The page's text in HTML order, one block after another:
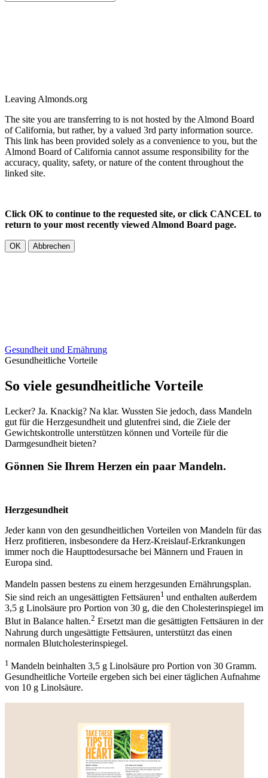
Leaving Almonds.org
The site you are transferring to is not hosted by the Almond Board
of California, but rather, by a valued 3rd party information source.
This link has been provided solely as a convenience to you, but the
Almond Board of California cannot assume responsibility for the
accuracy, quality, safety, or nature of the content throughout the
linked site.
Click OK to continue to the requested site, or click CANCEL to
return to your most recently viewed Almond Board page.
OK Abbrechen
Gesundheit und Ernährung
Gesundheitliche Vorteile
So viele gesundheitliche Vorteile
Lecker? Ja. Knackig? Na klar. Wussten Sie jedoch, dass Mandeln
gut für die Herzgesundheit und glutenfrei sind, die Ziele der
Gewichtskontrolle unterstützen können und Vorteile für die
Darmgesundheit bieten?
Gönnen Sie Ihrem Herzen ein paar Mandeln.
Herzgesundheit
Jeder kann von den gesundheitlichen Vorteilen von Mandeln für das
Herz profitieren, insbesondere da Herz-Kreislauf-Erkrankungen
immer noch die Haupttodesursache bei Männern und Frauen in
Europa sind.
Mandeln passen bestens zu einem herzgesunden Ernährungsplan.
Sie sind reich an ungesättigten Fettsäuren1 und enthalten außerdem
3,5 g Linolsäure pro Portion von 30 g, die den Cholesterinspiegel im
Blut in Balance halten.2 Ersetzt man die gesättigten Fettsäuren in der
Nahrung durch ungesättigte Fettsäuren, unterstützt das einen
normalen Blutcholesterinspiegel.
1 Mandeln beinhalten 3,5 g Linolsäure pro Portion von 30 Gramm.
Gesundheitliche Vorteile ergeben sich bei einer täglichen Aufnahme
von 10 g Linolsäure.